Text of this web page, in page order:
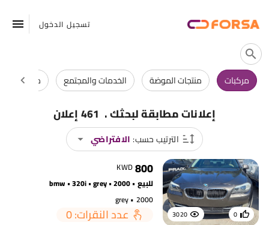
تسجيل الدخول
مركبات منتجات الموضة الخدمات والمجتمع منتجات
إعلانات مطابقة لبحثك. 461 إعلان
الترتيب حسب: الافتراضي
3020 0
800
KWD
للبيع • bmw • 320i • grey • 2000
grey • 2000
عدد النقرات: 0